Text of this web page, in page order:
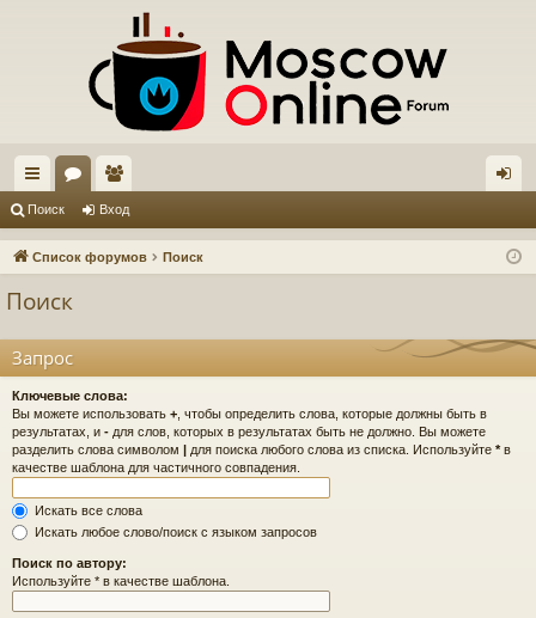
с
ы ум
ол
ьз д
Поиск Вход
Список форумов Поиск
Поиск
Запрос
Ключевые слова:
Вы можете использовать + , чтобы определить слова, которые должны быть в
результатах, и - для слов, которых в результатах быть не должно. Вы можете
разделить слова символом | для поиска любого слова из списка. Используйте *в
качестве шаблона для частичного совпадения.
Искать все слова
Искать любое слово/поиск с языком запросов
Поиск по автору:
Используйте * в качестве шаблона.